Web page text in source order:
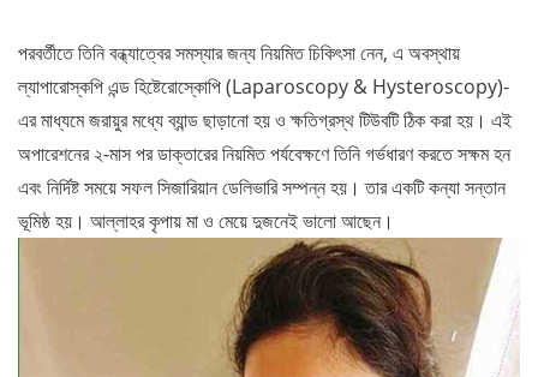
পরবর্তীতে তিনি বন্ধ্যাত্বের সমস্যার জন্য নিয়মিত চিকিৎসা নেন, এ অবস্থায়
ল্যাপারোস্কপি এন্ড হিষ্টেরোস্কোপি (Laparoscopy & Hysteroscopy)-
এর মাধ্যমে জরায়ুর মধ্যে ব্যান্ড ছাড়ানো হয় ও ক্ষতিগ্রস্থ টিউবটি ঠিক করা হয়। এই
অপারেশনের ২-মাস পর ডাক্তারের নিয়মিত পর্যবেক্ষণে তিনি গর্ভধারণ করতে সক্ষম হন
এবং নির্দিষ্ট সময়ে সফল সিজারিয়ান ডেলিভারি সম্পন্ন হয়। তার একটি কন্যা সন্তান
ভূমিষ্ঠ হয়। আল্লাহর কৃপায় মা ও মেয়ে দুজনেই ভালো আছেন।